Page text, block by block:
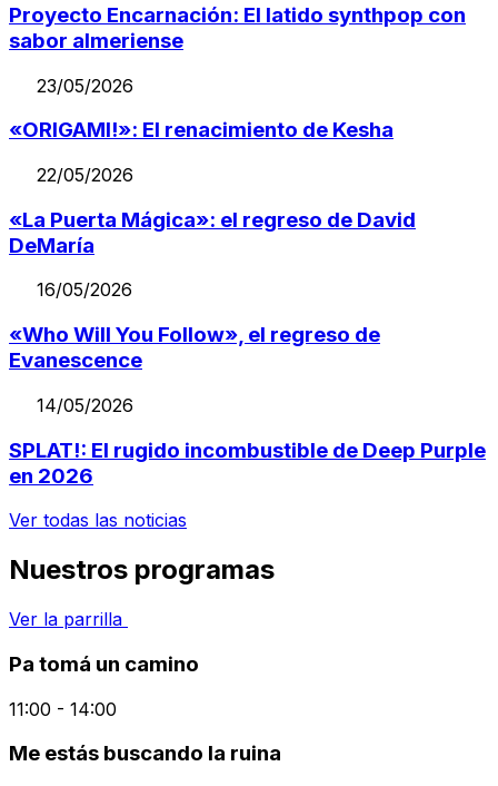
Proyecto Encarnación: El latido synthpop con
sabor almeriense
23/05/2026
«ORIGAMI!»: El renacimiento de Kesha
22/05/2026
«La Puerta Mágica»: el regreso de David
DeMaría
16/05/2026
«Who Will You Follow», el regreso de
Evanescence
14/05/2026
SPLAT!: El rugido incombustible de Deep Purple
en 2026
Ver todas las noticias
Nuestros programas
Ver la parrilla
Pa tomá un camino
11:00 - 14:00
Me estás buscando la ruina